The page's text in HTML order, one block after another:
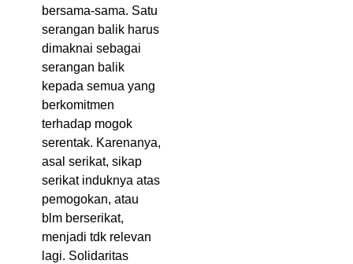
bersama-sama. Satu
serangan balik harus
dimaknai sebagai
serangan balik
kepada semua yang
berkomitmen
terhadap mogok
serentak. Karenanya,
asal serikat, sikap
serikat induknya atas
pemogokan, atau
blm berserikat,
menjadi tdk relevan
lagi. Solidaritas